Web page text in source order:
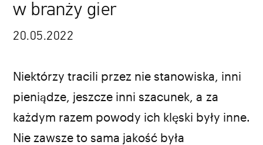
w branży gier
20.05.2022
kadr z gry „No Man's Sky”
Niektórzy tracili przez nie stanowiska, inni
pieniądze, jeszcze inni szacunek, a za
każdym razem powody ich klęski były inne.
Nie zawsze to sama jakość była